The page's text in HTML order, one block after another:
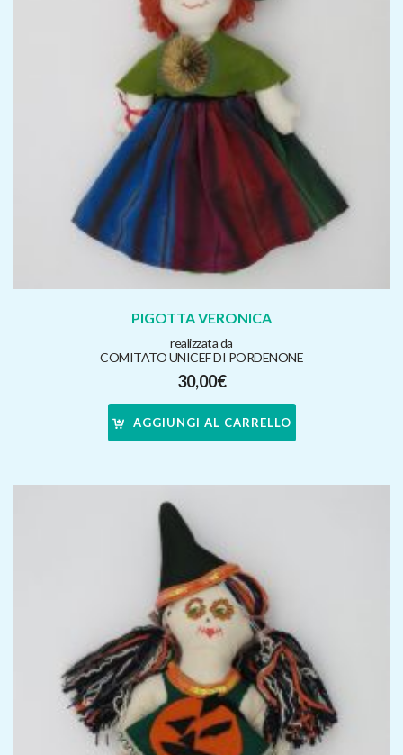
PIGOTTA VERONICA
realizzata da
COMITATO UNICEF DI PORDENONE
30,00€
AGGIUNGI AL CARRELLO